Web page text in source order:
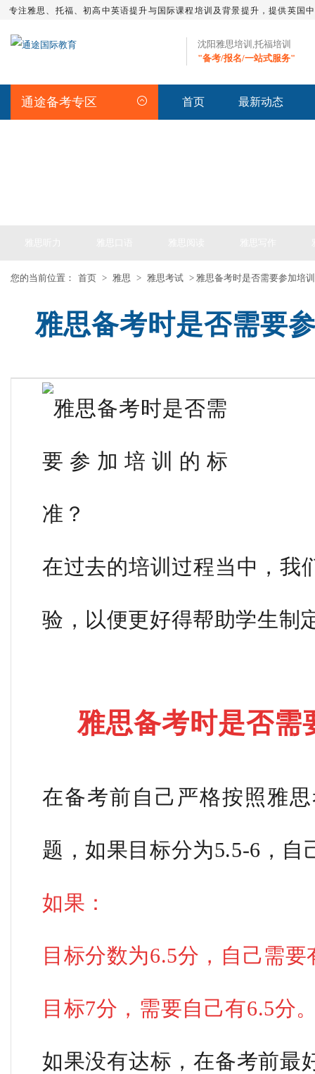
专注雅思、托福、初高中英语提升与国际课程培训及背景提升，提供英国
沈阳雅思培训,托福培训
"备考/报名/一站式服务"
通途备考专区 首页 最新动态
您的当前位置： 首页 > 雅思 > 雅思考试 > 雅思备考时是否需要参加培
雅思备考时是否需要
在过去的培训过程当中，我
验，以便更好得帮助学生制
雅思备考时是否需
在备考前自己严格按照雅
题，如果目标分为5.5-6，自
如果：
目标分数为6.5分，自己需要
目标7分，需要自己有6.5分
如果没有达标，在备考前最
雅思全程班 SAT词汇班